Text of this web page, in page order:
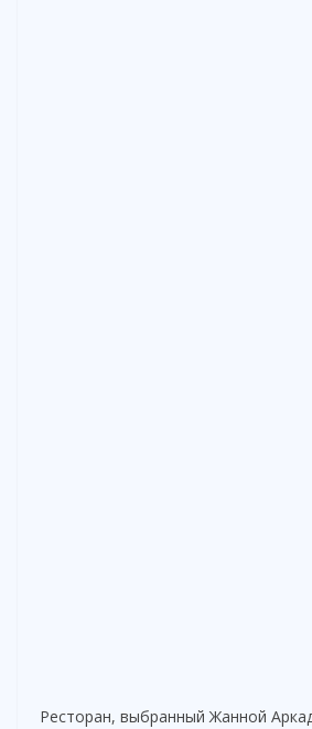
Ресторан, выбранный Жанной